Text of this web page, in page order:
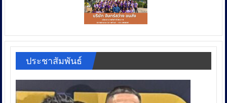
ประชาสัมพันธ์